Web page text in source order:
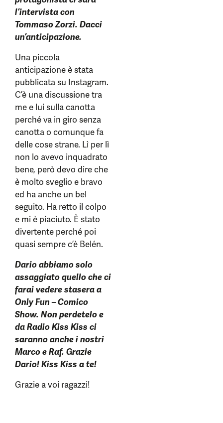
l’intervista con
Tommaso Zorzi. Dacci
un’anticipazione.
Una piccola
anticipazione è stata
pubblicata su Instagram.
C’è una discussione tra
me e lui sulla canotta
perché va in giro senza
canotta o comunque fa
delle cose strane. Lì per lì
non lo avevo inquadrato
bene, però devo dire che
è molto sveglio e bravo
ed ha anche un bel
seguito. Ha retto il colpo
e mi è piaciuto. È stato
divertente perché poi
quasi sempre c’è Belén.
Dario abbiamo solo
assaggiato quello che ci
farai vedere stasera a
Only Fun – Comico
Show. Non perdetelo e
da Radio Kiss Kiss ci
saranno anche i nostri
Marco e Raf. Grazie
Dario! Kiss Kiss a te!
Grazie a voi ragazzi!